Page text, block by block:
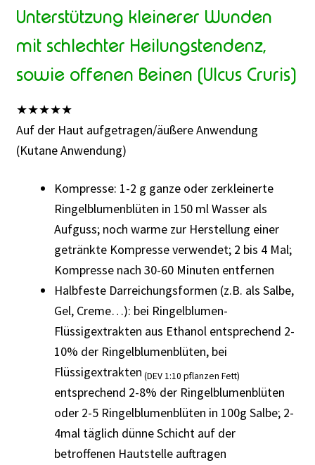
Unterstützung kleinerer Wunden
mit schlechter Heilungstendenz,
sowie offenen Beinen (Ulcus Cruris)
★★★★★
Auf der Haut aufgetragen/äußere Anwendung
(Kutane Anwendung)
Kompresse: 1-2 g ganze oder zerkleinerte
Ringelblumenblüten in 150 ml Wasser als
Aufguss; noch warme zur Herstellung einer
getränkte Kompresse verwendet; 2 bis 4 Mal;
Kompresse nach 30-60 Minuten entfernen
Halbfeste Darreichungsformen (z.B. als Salbe,
Gel, Creme…): bei Ringelblumen-
Flüssigextrakten aus Ethanol entsprechend 2-
10% der Ringelblumenblüten, bei
Flüssigextrakten (DEV 1:10 pflanzen Fett)
entsprechend 2-8% der Ringelblumenblüten
oder 2-5 Ringelblumenblüten in 100g Salbe; 2-
4mal täglich dünne Schicht auf der
betroffenen Hautstelle auftragen